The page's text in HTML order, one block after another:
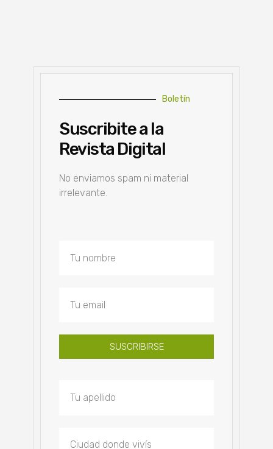
Boletín
Suscribite a la
Revista Digital
No enviamos spam ni material
irrelevante.
SUSCRIBIRSE